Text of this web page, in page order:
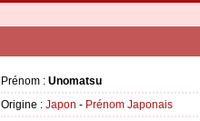
Prénom : Unomatsu
Origine : Japon - Prénom Japonais